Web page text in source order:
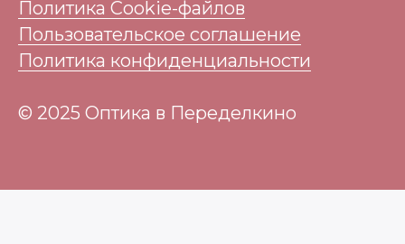
Политика Cookie-файлов
Пользовательское соглашение
Политика конфиденциальности
© 2025 Оптика в Переделкино